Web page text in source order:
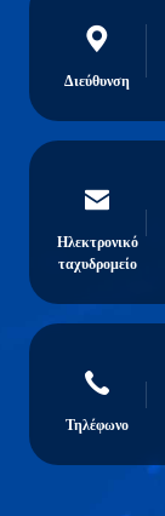
Διεύθυνση
Ηλεκτρονικό
ταχυδρομείο
Τηλέφωνο